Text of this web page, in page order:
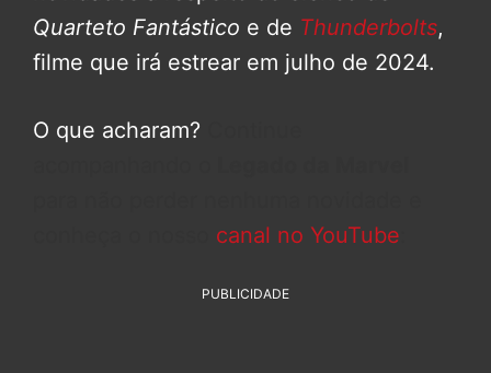
Quarteto Fantástico e de Thunderbolts,
filme que irá estrear em julho de 2024.
O que acharam?
canal no YouTube
PUBLICIDADE